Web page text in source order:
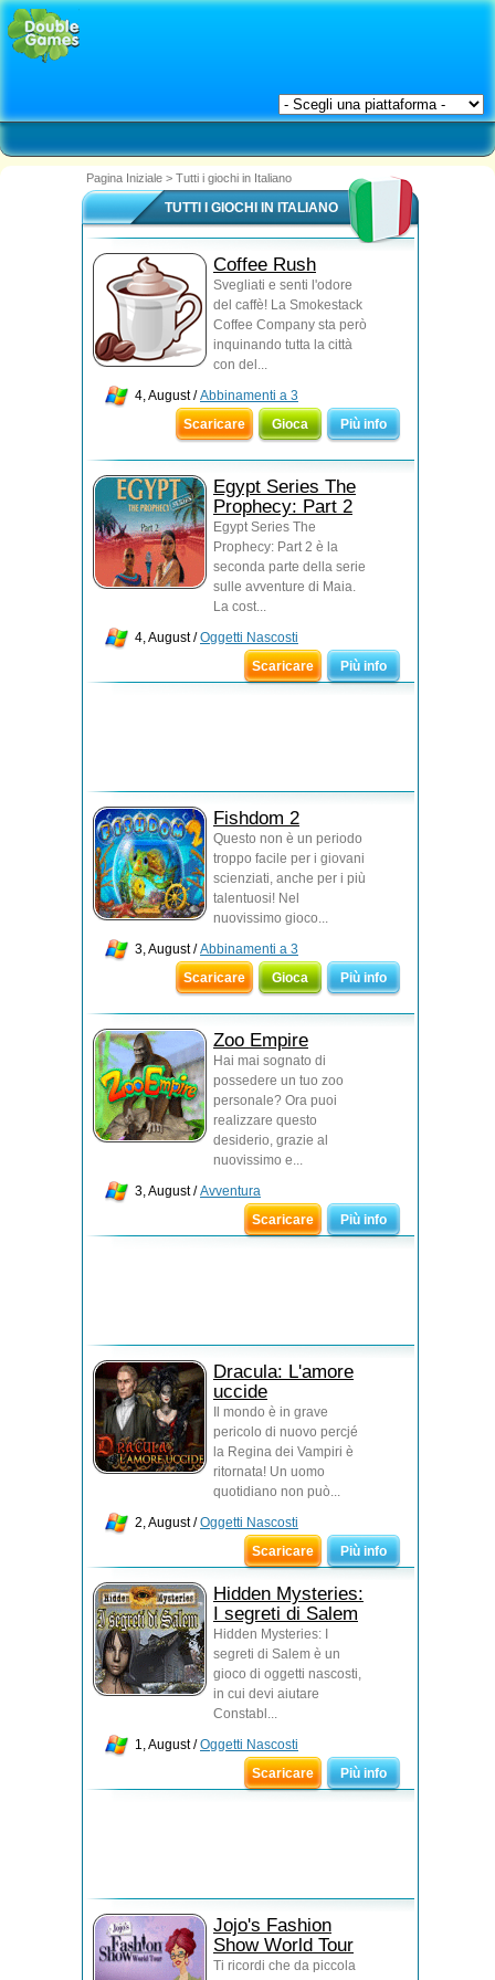
Pagina Iniziale > Tutti i giochi in Italiano
TUTTI I GIOCHI IN ITALIANO
Coffee Rush
Svegliati e senti l'odore
del caffè! La Smokestack
Coffee Company sta però
inquinando tutta la città
con del...
4, August /Abbinamenti a 3
Scaricare
Gioca Più info
Egypt Series The
Prophecy: Part 2
Egypt Series The
Prophecy: Part 2 è la
seconda parte della serie
sulle avventure di Maia.
La cost...
4, August /Oggetti Nascosti
Scaricare
Più info
Fishdom 2
Questo non è un periodo
troppo facile per i giovani
scienziati, anche per i più
talentuosi! Nel
nuovissimo gioco...
3, August /Abbinamenti a 3
Scaricare
Gioca Più info
Zoo Empire
Hai mai sognato di
possedere un tuo zoo
personale? Ora puoi
realizzare questo
desiderio, grazie al
nuovissimo e...
3, August /Avventura
Scaricare
Più info
Dracula: L'amore
uccide
Il mondo è in grave
pericolo di nuovo percjé
la Regina dei Vampiri è
ritornata! Un uomo
quotidiano non può...
2, August /Oggetti Nascosti
Scaricare
Più info
Hidden Mysteries:
I segreti di Salem
Hidden Mysteries: I
segreti di Salem è un
gioco di oggetti nascosti,
in cui devi aiutare
Constabl...
1, August /Oggetti Nascosti
Scaricare
Più info
Jojo's Fashion
Show World Tour
Ti ricordi che da piccola